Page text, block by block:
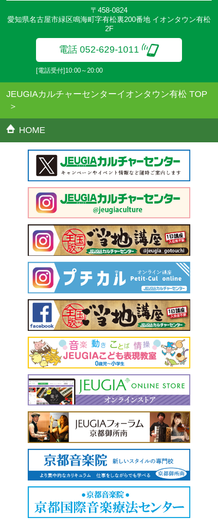
だきます。
〒458-0824
愛知県名古屋市緑区鳴海町字有松裏200番地 イオンタウン有松
2F
電話 052-629-1011
[電話受付]10:00～20:00
JEUGIAカルチャーセンターイオンタウン有松 TOP
HOME